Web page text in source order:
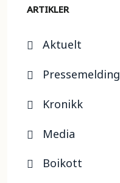
ARTIKLER
Aktuelt
Pressemelding
Kronikk
Media
Boikott